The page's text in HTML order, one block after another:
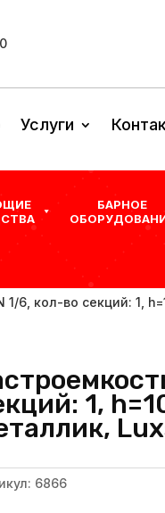
Услуги
БАРНОЕ
1/6, кол-во секций: 1,
1,
6866